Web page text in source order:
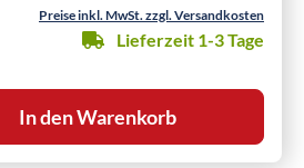
Preise inkl. MwSt. zzgl. Versandkosten
Lieferzeit 1-3 Tage
In den Warenkorb